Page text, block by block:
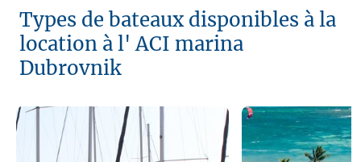
Types de bateaux disponibles à la
location à l' ACI marina
Dubrovnik